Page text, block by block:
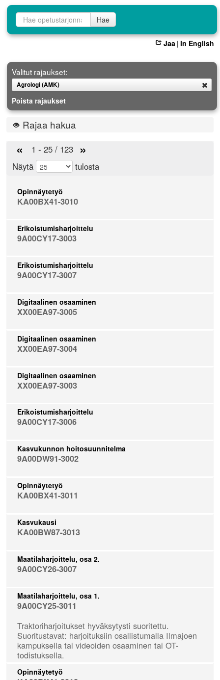
Opetustarjontahaku
Hae
Jaa | In English
Valitut rajaukset:
Agrologi (AMK)
Poista rajaukset
Rajaa hakua
« 1 - 25 / 123 »
Näytä tulosta
Opinnäytetyö
KA00BX41-3010
Erikoistumisharjoittelu
9A00CY17-3003
Erikoistumisharjoittelu
9A00CY17-3007
Digitaalinen osaaminen
XX00EA97-3005
Digitaalinen osaaminen
XX00EA97-3004
Digitaalinen osaaminen
XX00EA97-3003
Erikoistumisharjoittelu
9A00CY17-3006
Kasvukunnon hoitosuunnitelma
9A00DW91-3002
Opinnäytetyö
KA00BX41-3011
Kasvukausi
KA00BW87-3013
Maatilaharjoittelu, osa 2.
9A00CY26-3007
Maatilaharjoittelu, osa 1.
9A00CY25-3011
Traktoriharjoitukset hyväksytysti suoritettu.
Suoritustavat: harjoituksiin osallistumalla Ilmajoen
kampuksella tai videoiden osaaminen tai OT-
todistuksella.
Opinnäytetyö